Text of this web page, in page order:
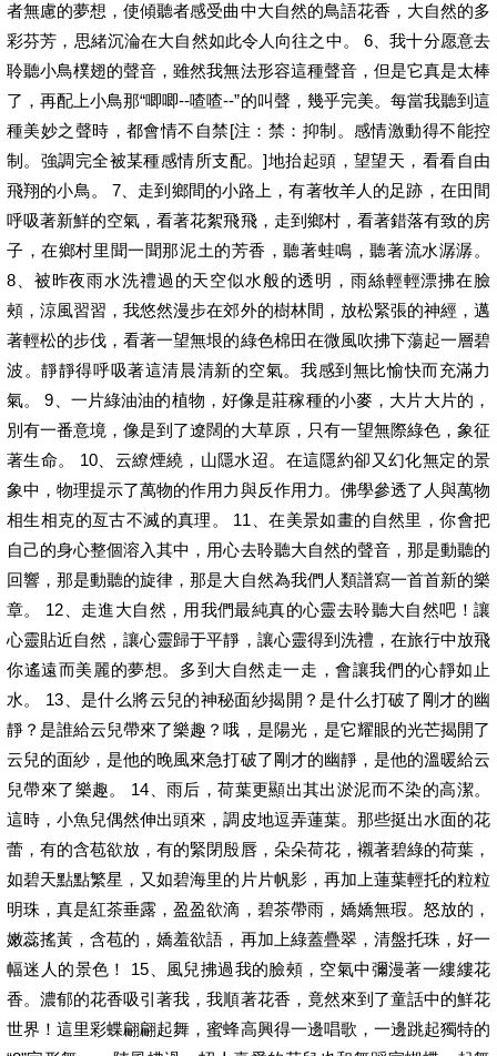
者無慮的夢想，使傾聽者感受曲中大自然的鳥語花香，大自然的多
彩芬芳，思緒沉淪在大自然如此令人向往之中。 6、我十分愿意去
聆聽小鳥樸翅的聲音，雖然我無法形容這種聲音，但是它真是太棒
了，再配上小鳥那“唧唧--喳喳--”的叫聲，幾乎完美。每當我聽到這
種美妙之聲時，都會情不自禁[注：禁：抑制。感情激動得不能控
制。強調完全被某種感情所支配。]地抬起頭，望望天，看看自由
飛翔的小鳥。 7、走到鄉間的小路上，有著牧羊人的足跡，在田間
呼吸著新鮮的空氣，看著花絮飛飛，走到鄉村，看著錯落有致的房
子，在鄉村里聞一聞那泥土的芳香，聽著蛙鳴，聽著流水潺潺。
8、被昨夜雨水洗禮過的天空似水般的透明，雨絲輕輕漂拂在臉
頰，涼風習習，我悠然漫步在郊外的樹林間，放松緊張的神經，邁
著輕松的步伐，看著一望無垠的綠色棉田在微風吹拂下蕩起一層碧
波。靜靜得呼吸著這清晨清新的空氣。我感到無比愉快而充滿力
氣。 9、一片綠油油的植物，好像是莊稼種的小麥，大片大片的，
別有一番意境，像是到了遼闊的大草原，只有一望無際綠色，象征
著生命。 10、云繚煙繞，山隱水迢。在這隱約卻又幻化無定的景
象中，物理提示了萬物的作用力與反作用力。佛學參透了人與萬物
相生相克的亙古不滅的真理。 11、在美景如畫的自然里，你會把
自己的身心整個溶入其中，用心去聆聽大自然的聲音，那是動聽的
回響，那是動聽的旋律，那是大自然為我們人類譜寫一首首新的樂
章。 12、走進大自然，用我們最純真的心靈去聆聽大自然吧！讓
心靈貼近自然，讓心靈歸于平靜，讓心靈得到洗禮，在旅行中放飛
你遙遠而美麗的夢想。多到大自然走一走，會讓我們的心靜如止
水。 13、是什么將云兒的神秘面紗揭開？是什么打破了剛才的幽
靜？是誰給云兒帶來了樂趣？哦，是陽光，是它耀眼的光芒揭開了
云兒的面紗，是他的晚風來急打破了剛才的幽靜，是他的溫暖給云
兒帶來了樂趣。 14、雨后，荷葉更顯出其出淤泥而不染的高潔。
這時，小魚兒偶然伸出頭來，調皮地逗弄蓮葉。那些挺出水面的花
蕾，有的含苞欲放，有的緊閉殷唇，朵朵荷花，襯著碧綠的荷葉，
如碧天點點繁星，又如碧海里的片片帆影，再加上蓮葉輕托的粒粒
明珠，真是紅茶垂露，盈盈欲滴，碧茶帶雨，嬌嬌無瑕。怒放的，
嫩蕊搖黃，含苞的，嬌羞欲語，再加上綠蓋疊翠，清盤托珠，好一
幅迷人的景色！ 15、風兒拂過我的臉頰，空氣中彌漫著一縷縷花
香。濃郁的花香吸引著我，我順著花香，竟然來到了童話中的鮮花
世界！這里彩蝶翩翩起舞，蜜蜂高興得一邊唱歌，一邊跳起獨特的